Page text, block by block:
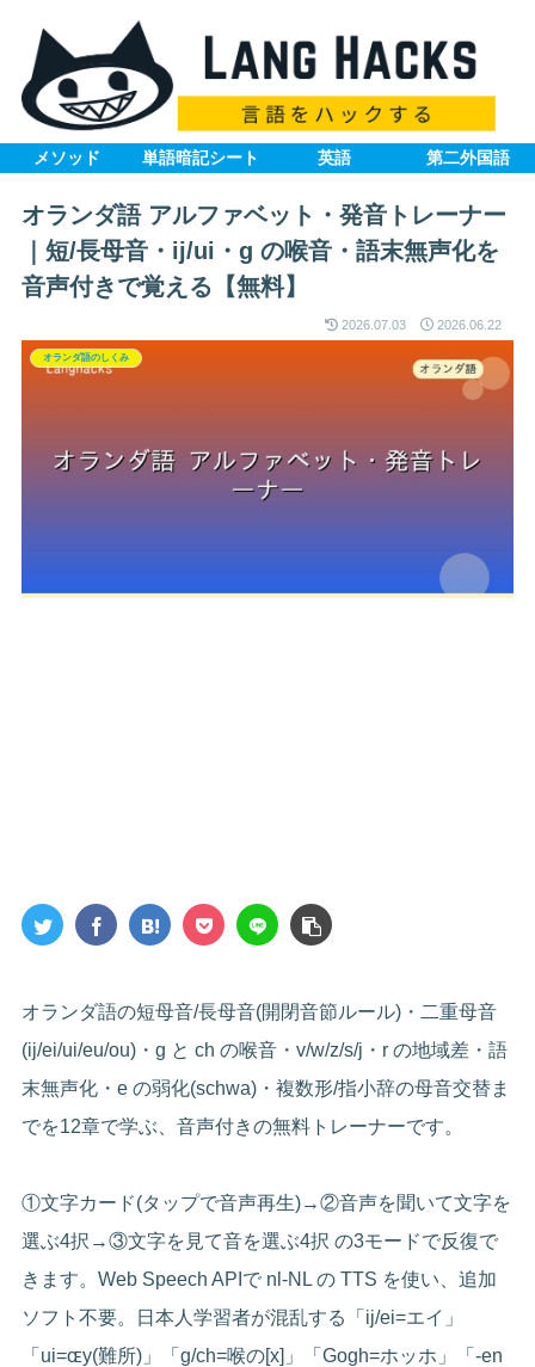
メソッド 単語暗記シート 英語 第二外国語
オランダ語 アルファベット・発音トレーナー
｜短/長母音・ij/ui・g の喉音・語末無声化を
音声付きで覚える【無料】
2026.07.03 2026.06.22
オランダ語のしくみ
オランダ語の短母音/長母音(開閉音節ルール)・二重母音
(ij/ei/ui/eu/ou)・g と ch の喉音・v/w/z/s/j・r の地域差・語
末無声化・e の弱化(schwa)・複数形/指小辞の母音交替ま
でを12章で学ぶ、音声付きの無料トレーナーです。
①文字カード(タップで音声再生)→②音声を聞いて文字を
選ぶ4択→③文字を見て音を選ぶ4択 の3モードで反復で
きます。Web Speech APIで nl-NL の TTS を使い、追加
ソフト不要。日本人学習者が混乱する「ij/ei=エイ」
「ui=ɶy(難所)」「g/ch=喉の[x]」「Gogh=ホッホ」「-en